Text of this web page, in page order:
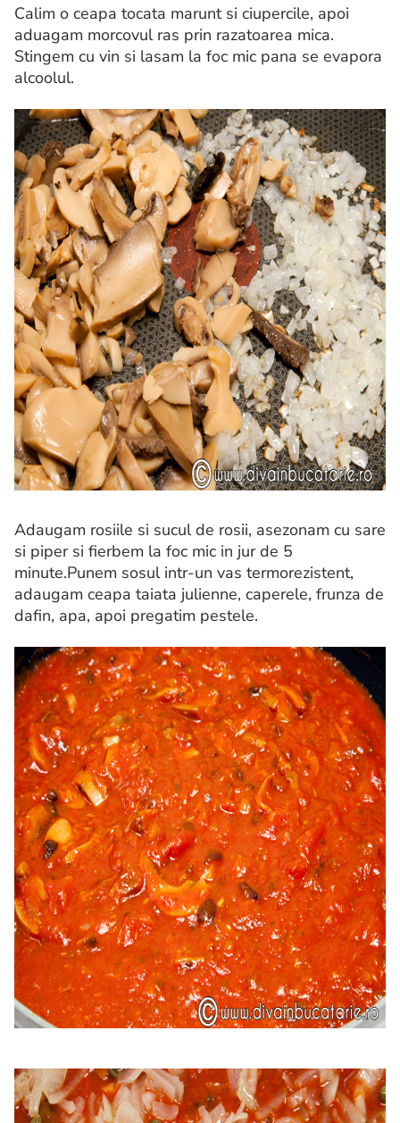
Calim o ceapa tocata marunt si ciupercile, apoi
aduagam morcovul ras prin razatoarea mica.
Stingem cu vin si lasam la foc mic pana se evapora
alcoolul.
Adaugam rosiile si sucul de rosii, asezonam cu sare
si piper si fierbem la foc mic in jur de 5
minute.Punem sosul intr-un vas termorezistent,
adaugam ceapa taiata julienne, caperele, frunza de
dafin, apa, apoi pregatim pestele.